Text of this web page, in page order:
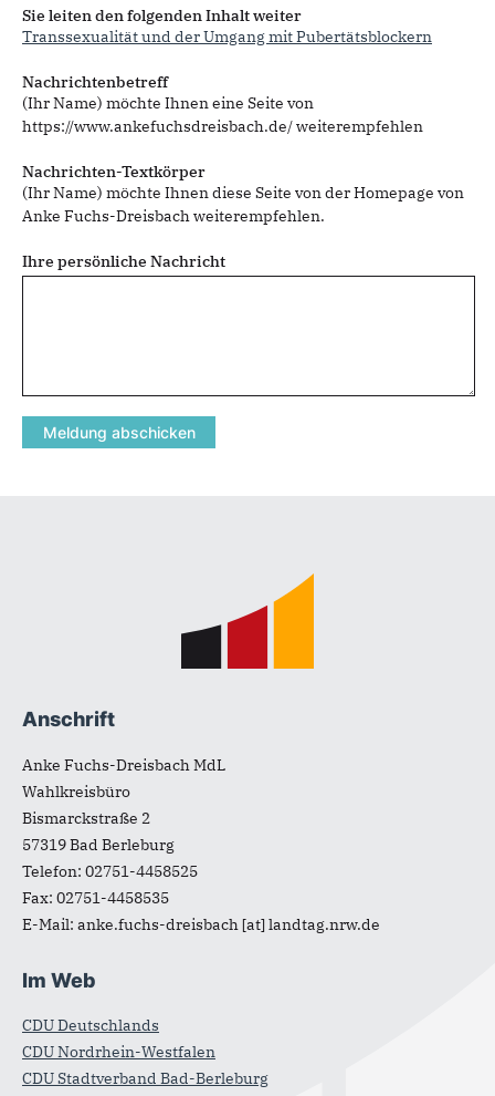
Sie leiten den folgenden Inhalt weiter
Transsexualität und der Umgang mit Pubertätsblockern
Nachrichtenbetreff
(Ihr Name) möchte Ihnen eine Seite von
https://www.ankefuchsdreisbach.de/ weiterempfehlen
Nachrichten-Textkörper
(Ihr Name) möchte Ihnen diese Seite von der Homepage von
Anke Fuchs-Dreisbach weiterempfehlen.
Ihre persönliche Nachricht
Anschrift
Anke Fuchs-Dreisbach MdL
Wahlkreisbüro
Bismarckstraße 2
57319Bad Berleburg
Telefon: 02751-4458525
Fax: 02751-4458535
E-Mail: anke.fuchs-dreisbach[at]landtag.nrw.de
Im Web
CDU Deutschlands
CDU Nordrhein-Westfalen
CDU Stadtverband Bad-Berleburg